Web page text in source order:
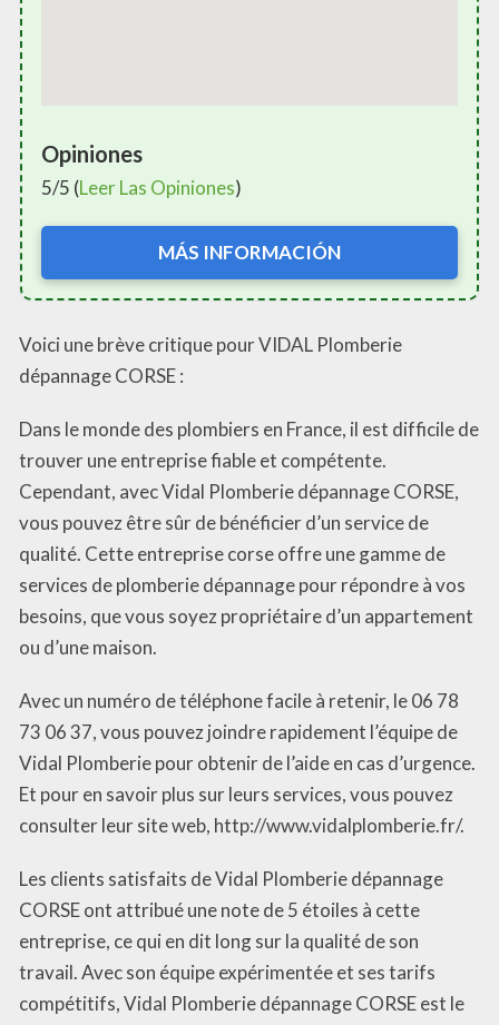
Opiniones
5/5 (Leer Las Opiniones)
MÁS INFORMACIÓN
Voici une brève critique pour VIDAL Plomberie
dépannage CORSE :
Dans le monde des plombiers en France, il est difficile de
trouver une entreprise fiable et compétente.
Cependant, avec Vidal Plomberie dépannage CORSE,
vous pouvez être sûr de bénéficier d’un service de
qualité. Cette entreprise corse offre une gamme de
services de plomberie dépannage pour répondre à vos
besoins, que vous soyez propriétaire d’un appartement
ou d’une maison.
Avec un numéro de téléphone facile à retenir, le 06 78
73 06 37, vous pouvez joindre rapidement l’équipe de
Vidal Plomberie pour obtenir de l’aide en cas d’urgence.
Et pour en savoir plus sur leurs services, vous pouvez
consulter leur site web, http://www.vidalplomberie.fr/.
Les clients satisfaits de Vidal Plomberie dépannage
CORSE ont attribué une note de 5 étoiles à cette
entreprise, ce qui en dit long sur la qualité de son
travail. Avec son équipe expérimentée et ses tarifs
compétitifs, Vidal Plomberie dépannage CORSE est le